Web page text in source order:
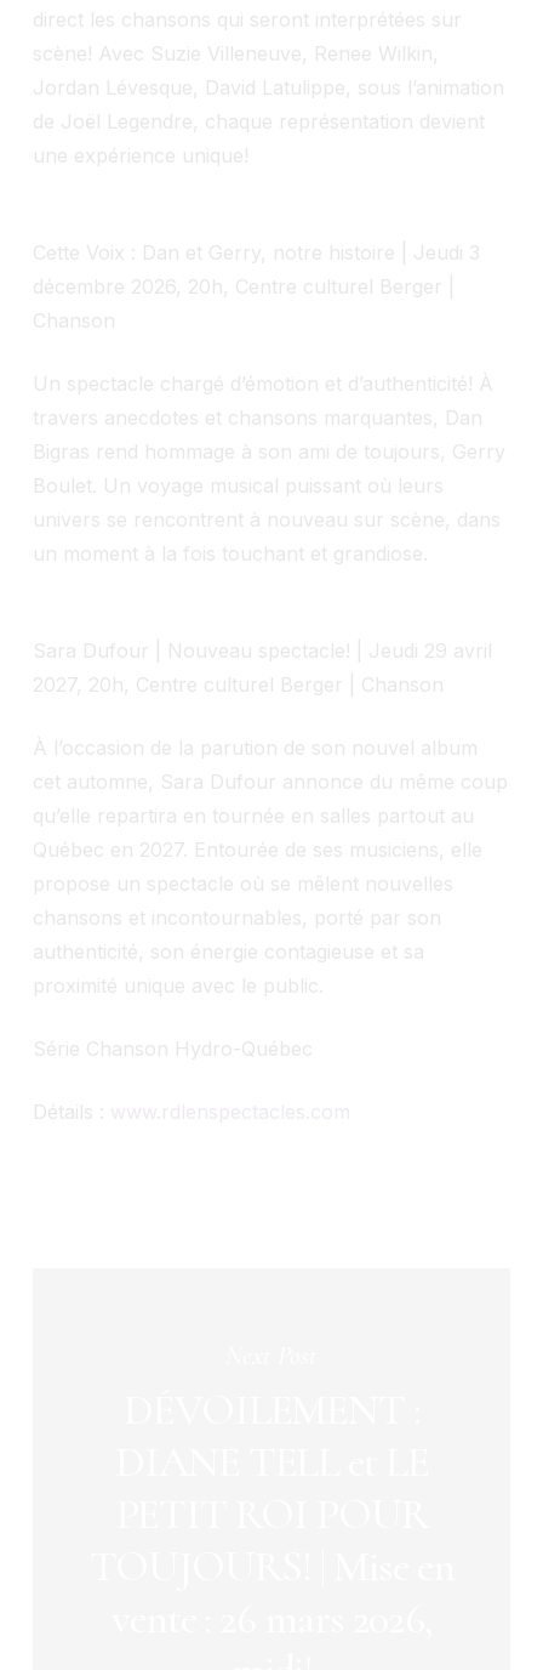
direct les chansons qui seront interprétées sur
scène! Avec Suzie Villeneuve, Renee Wilkin,
Jordan Lévesque, David Latulippe, sous l’animation
de Joël Legendre, chaque représentation devient
une expérience unique!
Cette Voix : Dan et Gerry, notre histoire | Jeudi 3
décembre 2026, 20h, Centre culturel Berger |
Chanson
Un spectacle chargé d’émotion et d’authenticité! À
travers anecdotes et chansons marquantes, Dan
Bigras rend hommage à son ami de toujours, Gerry
Boulet. Un voyage musical puissant où leurs
univers se rencontrent à nouveau sur scène, dans
un moment à la fois touchant et grandiose.
Sara Dufour | Nouveau spectacle! | Jeudi 29 avril
2027, 20h, Centre culturel Berger | Chanson
À l’occasion de la parution de son nouvel album
cet automne, Sara Dufour annonce du même coup
qu’elle repartira en tournée en salles partout au
Québec en 2027. Entourée de ses musiciens, elle
propose un spectacle où se mêlent nouvelles
chansons et incontournables, porté par son
authenticité, son énergie contagieuse et sa
proximité unique avec le public.
Série Chanson Hydro-Québec
Détails :